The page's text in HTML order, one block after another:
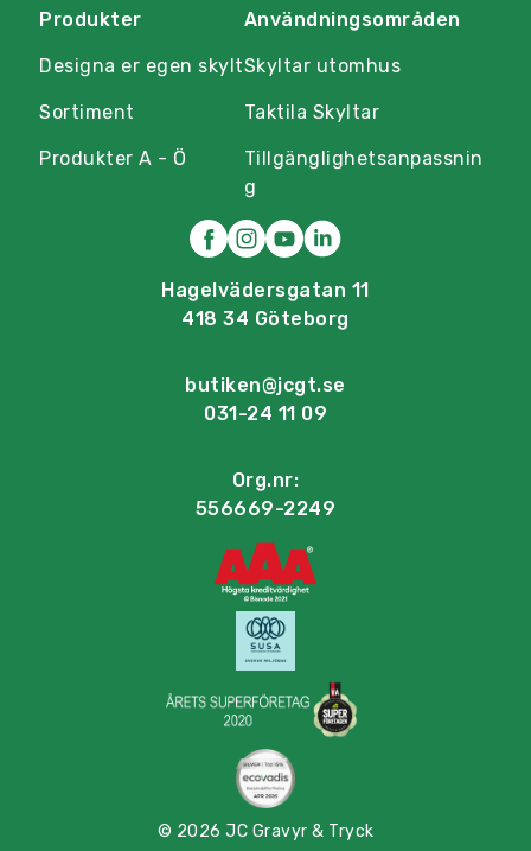
Produkter
Designa er egen skylt
Sortiment
Produkter A - Ö
Användningsområden
Skyltar utomhus
Taktila Skyltar
Tillgänglighetsanpassnin
g
Hagelvädersgatan 11
418 34 Göteborg
butiken@jcgt.se
031-24 11 09
Org.nr:
556669-2249
© 2026 JC Gravyr & Tryck